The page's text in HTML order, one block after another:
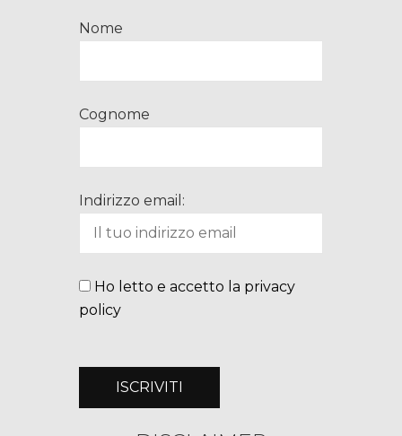
Nome
Cognome
Indirizzo email:
Ho letto e accetto la privacy
policy